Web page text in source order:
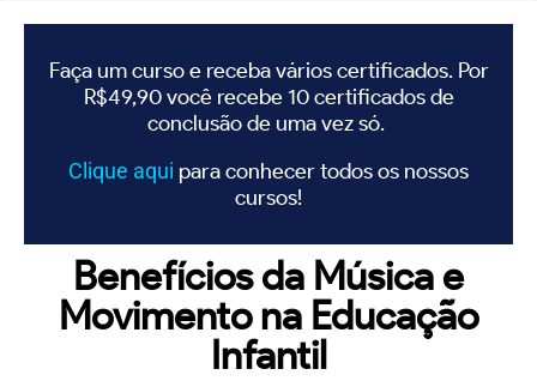
Faça um curso e receba vários certificados. Por
R$49,90 você recebe 10 certificados de
conclusão de uma vez só.
Clique aqui para conhecer todos os nossos
cursos!
Benefícios da Música e
Movimento na Educação
Infantil